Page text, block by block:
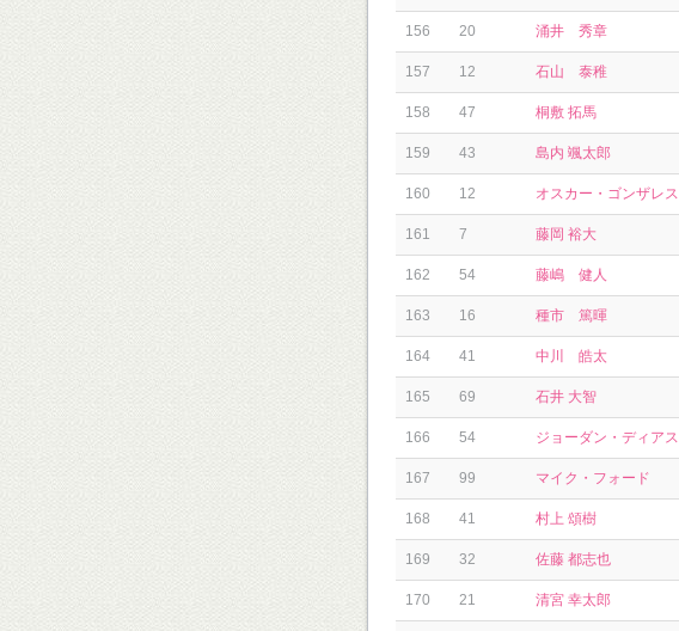
156 20 涌井 秀章
157 12 石山 泰稚
158 47 桐敷 拓馬
159 43 島内 颯太郎
160 12 オスカー・ゴンザレス
161 7 藤岡 裕大
162 54 藤嶋 健人
163 16 種市 篤暉
164 41 中川 皓太
165 69 石井 大智
166 54 ジョーダン・ディアス
167 99 マイク・フォード
168 41 村上 頌樹
169 32 佐藤 都志也
170 21 清宮 幸太郎